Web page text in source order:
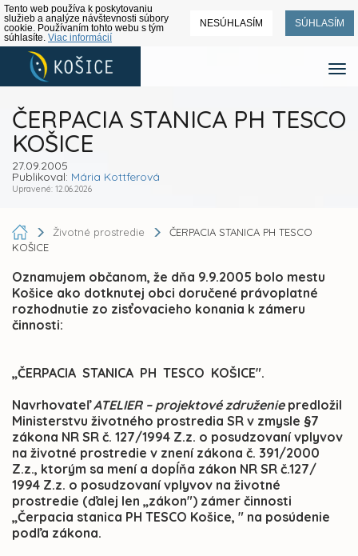
Tento web používa k poskytovaniu
služieb a analýze návštevnosti súbory
cookie. Používaním tohto webu s tým
súhlasíte. Viac informácií
NESÚHLASÍM SÚHLASÍM
ČERPACIA STANICA PH TESCO
KOŠICE
27.09.2005
Publikoval: Mária Kottferová
Upravené: 12.06.2026
Životné prostredie
ČERPACIA STANICA PH TESCO
KOŠICE
Oznamujem občanom, že dňa 9.9.2005 bolo mestu
Košice ako dotknutej obci doručené právoplatné
rozhodnutie zo zisťovacieho konania k zámeru
činnosti:
„ČERPACIA STANICA PH TESCO KOŠICE".
NavrhovateľATELIER – projektové združenie predložil
Ministerstvu životného prostredia SR v zmysle §7
zákona NR SR č. 127/1994 Z.z. o posudzovaní vplyvov
na životné prostredie v znení zákona č. 391/2000
Z.z., ktorým sa mení a dopĺňa zákon NR SR č.127/
1994 Z.z. o posudzovaní vplyvov na životné
prostredie (ďalej len „zákon") zámer činnosti
„Čerpacia stanica PH TESCO Košice, " na posúdenie
podľa zákona.